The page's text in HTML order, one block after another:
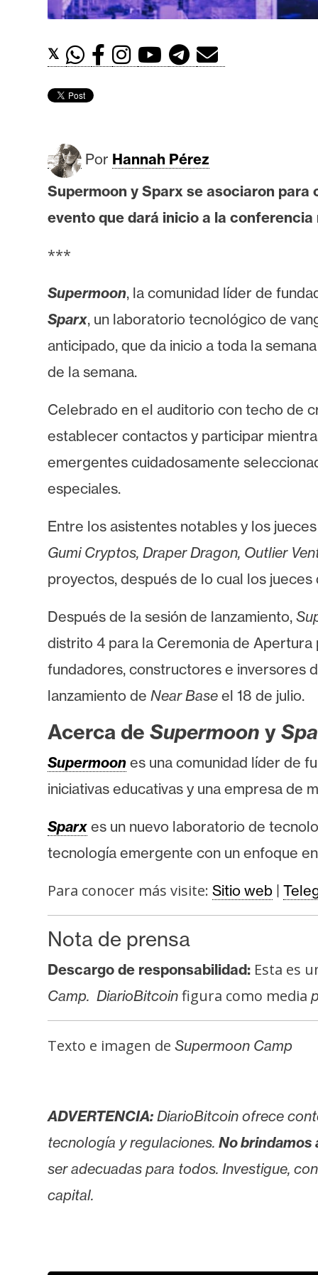
t
e
r
e
I
A
A
á
i
s
i
N
o
a
d
e
r
e
n
s
a
e
m
a
s
e
c
r
s
o
s
o
a
c
t
o
P
𝕏
Por Hannah Pérez
Supermoon y Sparx se asociaron para
evento que dará inicio a la
***
Supermoon, la comunidad líder de
Sparx, un laboratorio tecnológico de
anticipado, que da inicio a toda la
de la semana.
Celebrado en el auditorio con techo de
establecer contactos y participar
emergentes cuidadosamente
especiales.
Entre los asistentes notables y los
Gumi Cryptos, Draper Dragon, Outlier
proyectos, después de lo cual los
Después de la sesión de lanzamiento,
distrito 4 para la Ceremonia de
fundadores, constructores e inversores
lanzamiento de Near Base el 18 de julio.
Acerca de Supermoon y
Supermoon es una comunidad líder de
iniciativas educativas y una empresa de
Sparx es un nuevo laboratorio de
tecnología emergente con un enfoque
Para conocer más visite: Sitio web |
Nota de prensa
Descargo de responsabilidad: Esta es
Camp. DiarioBitcoin figura como media
Texto e imagen de Supermoon Camp
ADVERTENCIA: DiarioBitcoin ofrece
tecnología y regulaciones. No
ser adecuadas para todos. Investigue,
capital.